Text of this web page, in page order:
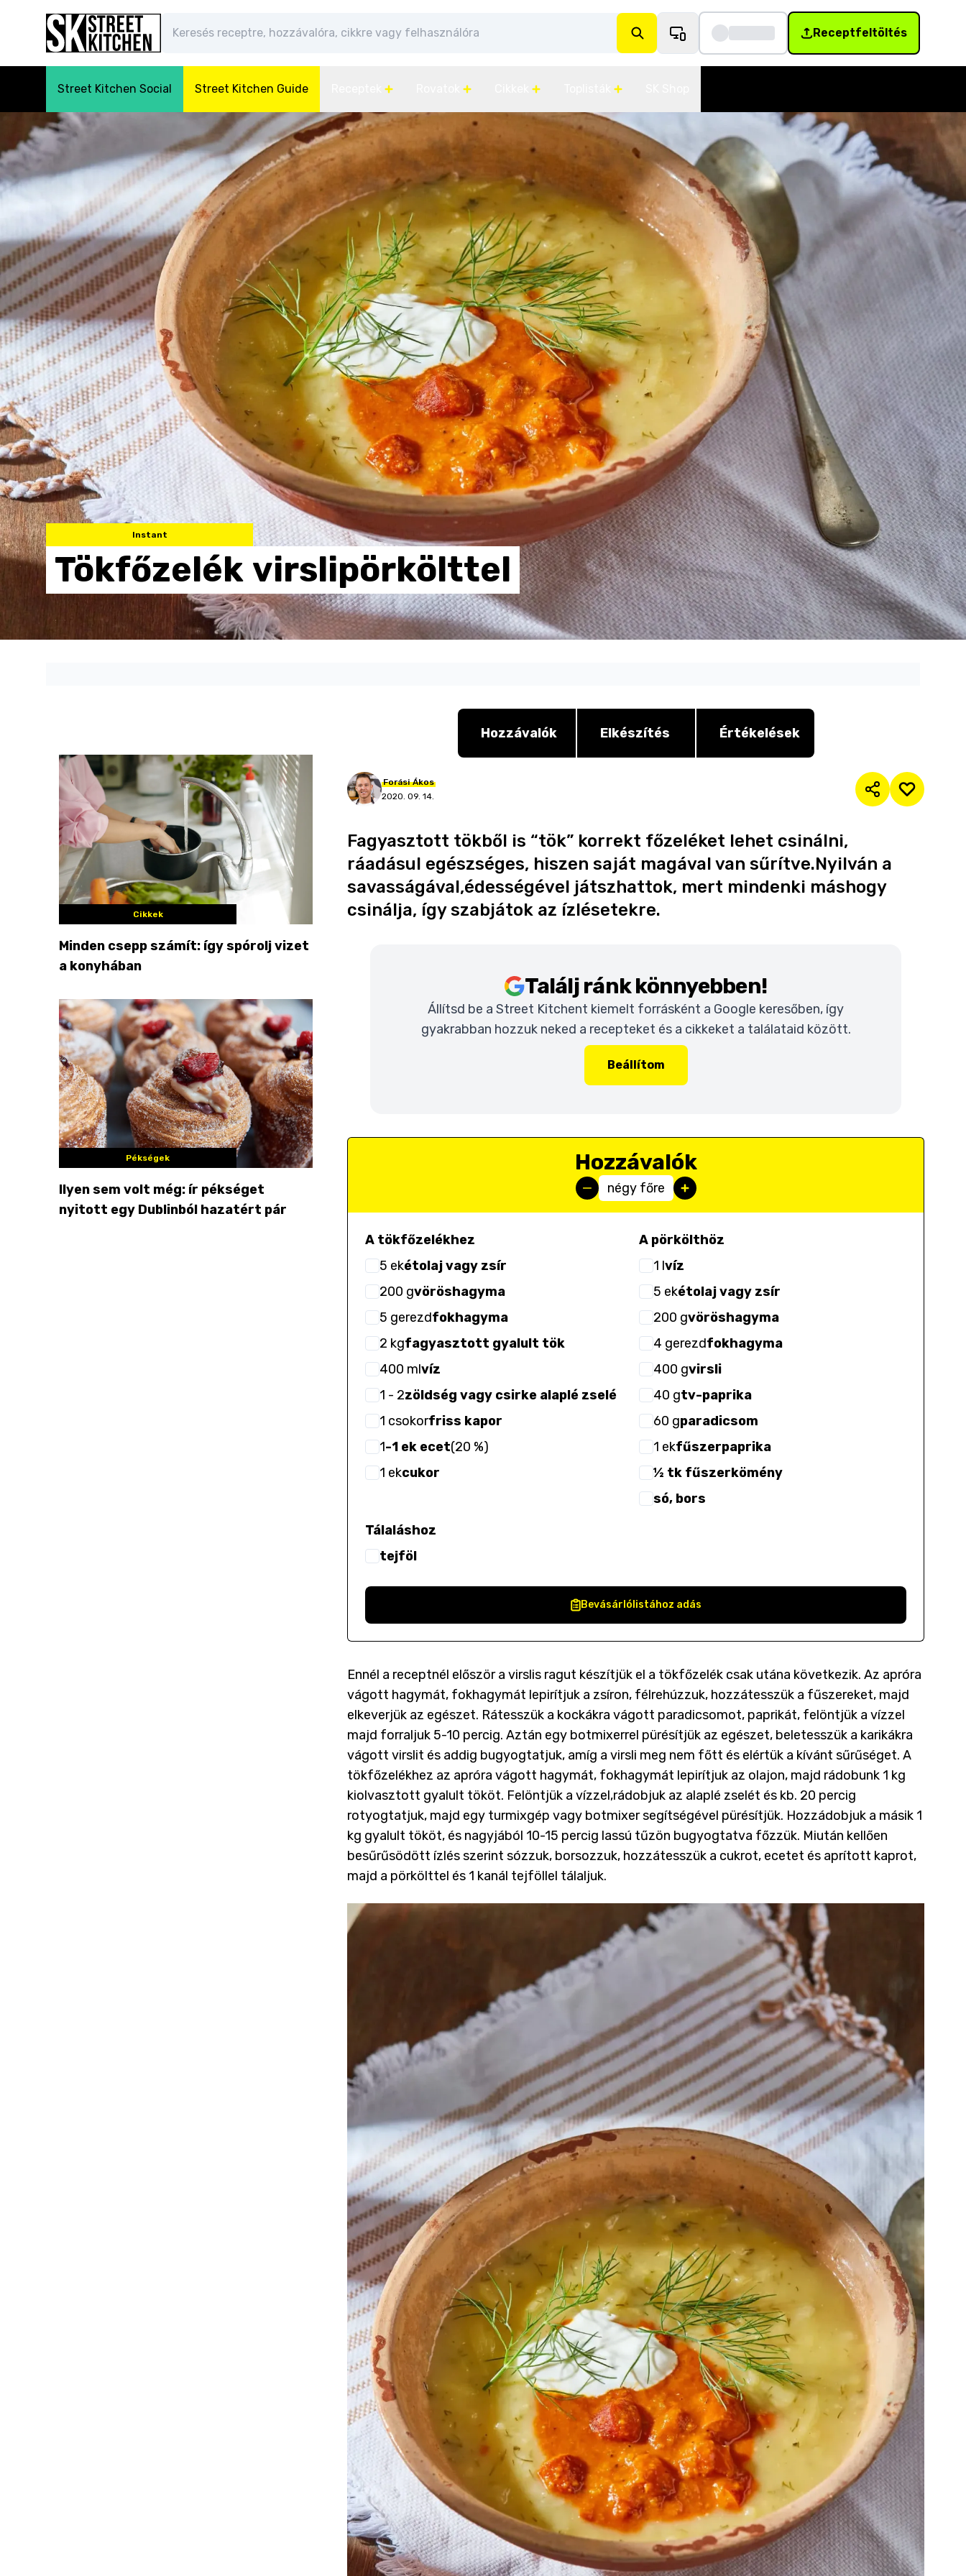
Receptfeltöltés
Street Kitchen Social Street Kitchen Guide
Instant
Tökfőzelék virslipörkölttel
Cikkek
Minden csepp számít: így spórolj vizet
a konyhában
Pékségek
Ilyen sem volt még: ír pékséget
nyitott egy Dublinból hazatért pár
Hozzávalók Elkészítés Értékelések
Forási Ákos
2020. 09. 14.
Fagyasztott tökből is “tök” korrekt főzeléket lehet csinálni,
ráadásul egészséges, hiszen saját magával van sűrítve.Nyilván a
savasságával,édességével játszhattok, mert mindenki máshogy
csinálja, így szabjátok az ízlésetekre.
Találj ránk könnyebben!
Állítsd be a Street Kitchent kiemelt forrásként a Google keresőben, így
gyakrabban hozzuk neked a recepteket és a cikkeket a találataid között.
Beállítom
Hozzávalók
négy főre
A tökfőzelékhez
5 ekétolaj vagy zsír
200 gvöröshagyma
5 gerezdfokhagyma
2 kgfagyasztott gyalult tök
400 mlvíz
1 - 2zöldség vagy csirke alaplé zselé
1 csokorfriss kapor
1-1 ek ecet(20 %)
1 ekcukor
A pörkölthöz
1 lvíz
5 ekétolaj vagy zsír
200 gvöröshagyma
4 gerezdfokhagyma
400 gvirsli
40 gtv-paprika
60 gparadicsom
1 ekfűszerpaprika
½ tk fűszerkömény
só, bors
Tálaláshoz
tejföl
Bevásárlólistához adás
Ennél a receptnél először a virslis ragut készítjük el a tökfőzelék csak utána következik. Az apróra
vágott hagymát, fokhagymát lepirítjuk a zsíron, félrehúzzuk, hozzátesszük a fűszereket, majd
elkeverjük az egészet. Rátesszük a kockákra vágott paradicsomot, paprikát, felöntjük a vízzel
majd forraljuk 5-10 percig. Aztán egy botmixerrel pürésítjük az egészet, beletesszük a karikákra
vágott virslit és addig bugyogtatjuk, amíg a virsli meg nem főtt és elértük a kívánt sűrűséget. A
tökfőzelékhez az apróra vágott hagymát, fokhagymát lepirítjuk az olajon, majd rádobunk 1 kg
kiolvasztott gyalult tököt. Felöntjük a vízzel,rádobjuk az alaplé zselét és kb. 20 percig
rotyogtatjuk, majd egy turmixgép vagy botmixer segítségével pürésítjük. Hozzádobjuk a másik 1
kg gyalult tököt, és nagyjából 10-15 percig lassú tűzön bugyogtatva főzzük. Miután kellően
besűrűsödött ízlés szerint sózzuk, borsozzuk, hozzátesszük a cukrot, ecetet és aprított kaprot,
majd a pörkölttel és 1 kanál tejföllel tálaljuk.